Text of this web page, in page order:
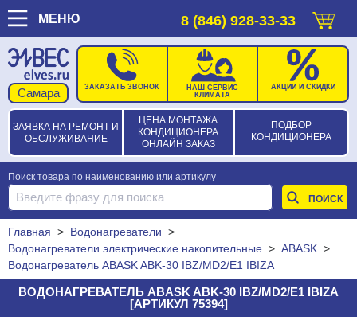
МЕНЮ 8 (846) 928-33-33
ЗАЯВКА НА РЕМОНТ И
ОБСЛУЖИВАНИЕ
ЦЕНА МОНТАЖА
КОНДИЦИОНЕРА
ОНЛАЙН ЗАКАЗ
ПОДБОР
КОНДИЦИОНЕРА
ЗАКАЗАТЬ ЗВОНОК
НАШ СЕРВИС
КЛИМАТА
АКЦИИ И СКИДКИ
Поиск товара по наименованию или артикулу
Главная > Водонагреватели >
Водонагреватели электрические накопительные > ABASK >
Водонагреватель ABASK ABK-30 IBZ/MD2/E1 IBIZA
ВОДОНАГРЕВАТЕЛЬ ABASK ABK-30 IBZ/MD2/E1 IBIZA
[АРТИКУЛ 75394]